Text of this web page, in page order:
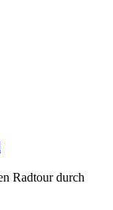
Radtour durch